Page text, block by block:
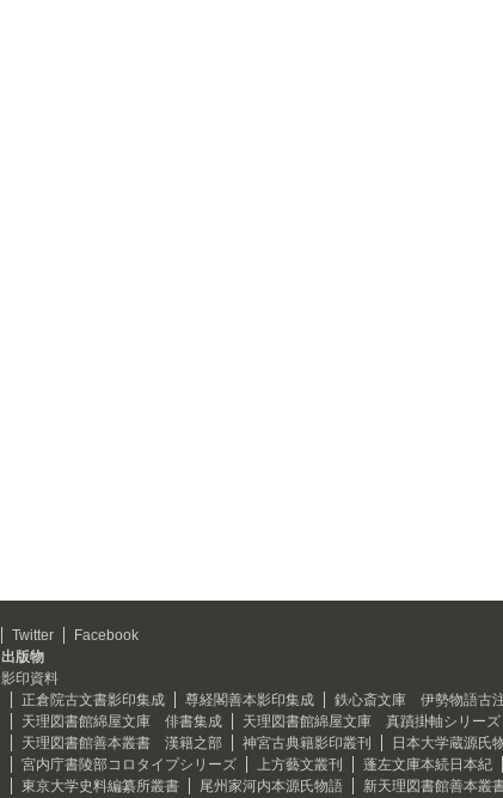
Twitter Facebook
出版物
影印資料
正倉院古文書影印集成
尊経閣善本影印集成
鉄心斎文庫 伊勢物語古
天理図書館綿屋文庫 俳書集成
天理図書館綿屋文庫 真蹟掛軸シリーズ
天理図書館善本叢書 漢籍之部
神宮古典籍影印叢刊
日本大学蔵源氏
宮内庁書陵部コロタイプシリーズ
上方藝文叢刊 蓬左文庫本続日本紀
東京大学史料編纂所叢書
尾州家河内本源氏物語 新天理図書館善本叢